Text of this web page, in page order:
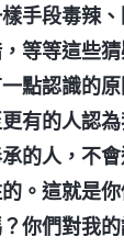
手段毒辣
等等這些
點認識的
有的人認
的人，不
。這就是
你們對我